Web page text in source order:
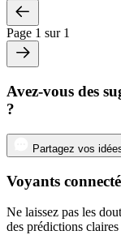
Page 1 sur 1
Avez-vous des
?
Partagez vos
Voyants connecté
Ne laissez pas les
des prédictions